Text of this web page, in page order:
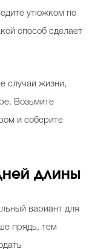
утюжком по
способ сделает
случаи жизни,
Возьмите
и соберите
длины
вариант для
прядь, тем